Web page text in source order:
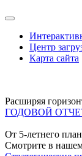
Центр
Карта сайта
Расширяя
ГОДОВОЙ
От 5-летнего
Смотрите в нашем